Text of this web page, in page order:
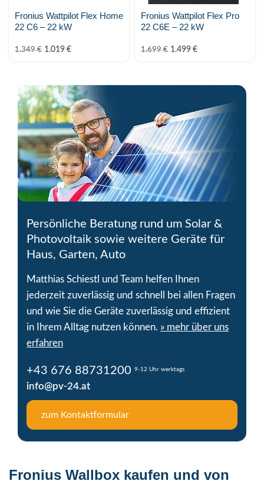
Fronius Wattpilot Flex Home
22 C6 – 22 kW
1.349€ 1.019 €
Fronius Wattpilot Flex Pro
22 C6E – 22 kW
1.699€ 1.499 €
Persönliche Beratung rund um Solar &
Photovoltaik sowie weitere Geräte für
Haus, Garten, Auto
Matthias Schiestl und Team helfen Ihnen
jederzeit zuverlässig und schnell bei allen Fragen
und wie Sie die Geräte zuverlässig und effizient
in Ihrem Alltag nutzen können. » mehr über uns
erfahren
+43 676 88731200 9-12 Uhr werktags
info@pv-24.at
zum Kontaktformular
Fronius Wallbox kaufen und von